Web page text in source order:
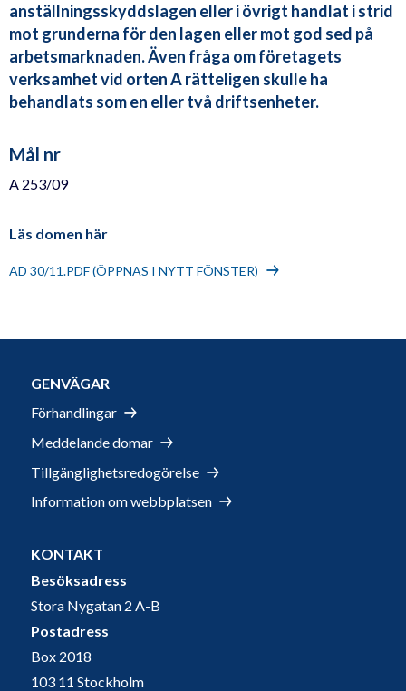
anställningsskyddslagen eller i övrigt handlat i strid
mot grunderna för den lagen eller mot god sed på
arbetsmarknaden. Även fråga om företagets
verksamhet vid orten A rätteligen skulle ha
behandlats som en eller två driftsenheter.
Mål nr
A 253/09
Läs domen här
AD 30/11.PDF (ÖPPNAS I NYTT FÖNSTER)
GENVÄGAR
Förhandlingar
Meddelande domar
Tillgänglighetsredogörelse
Information om webbplatsen
KONTAKT
Besöksadress
Stora Nygatan 2 A-B
Postadress
Box 2018
103 11 Stockholm